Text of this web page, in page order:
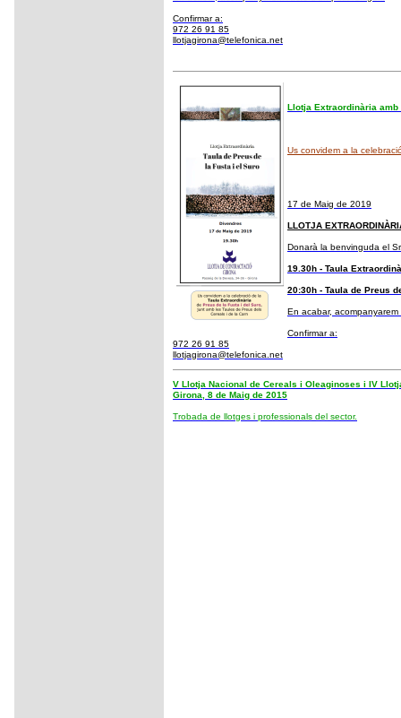
Confirmar a:
972 26 91 85
llotjagirona@telefonica.net
Llotja Extraordinària amb
Us convidem a la
17 de Maig de 2019
LLOTJA
Donarà la benvinguda el
19.30h - Taula
20:30h - Taula de Preus
En acabar,
Confirmar a:
972 26 91 85
llotjagirona@telefonica.net
V Llotja Nacional de Cereals i Oleaginoses i IV
Girona, 8 de Maig de 2015
Trobada de llotges i professionals del sector.